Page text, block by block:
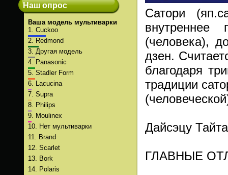
Наш опрос
Ваша модель мультиварки
1. Cuckoo
2.
Redmond
3. Другая модель
4.
Panasonic
5. Stadler Form
6.
Lacucina
7. Supra
8.
Philips
9.
Moulinex
10.
Нет мультиварки
11.
Brand
12. Scarlet
13.
Bork
14.
Polaris
Сатори
внутреннее
(человека),
дзен.
благодаря
традиции
Дайсэцу
ГЛАВНЫЕ